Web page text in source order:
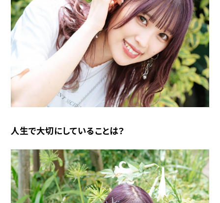
人生で大切にしていることは？